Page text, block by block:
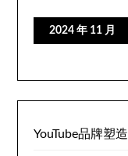
2024 年 11 月
YouTube品牌塑造